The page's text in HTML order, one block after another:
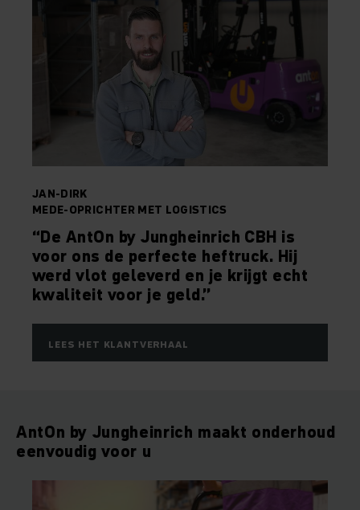
JAN-DIRK
MEDE-OPRICHTER MET LOGISTICS
“De AntOn by Jungheinrich CBH is
voor ons de perfecte heftruck. Hij
werd vlot geleverd en je krijgt echt
kwaliteit voor je geld.”
LEES HET KLANTVERHAAL
AntOn by Jungheinrich maakt onderhoud
eenvoudig voor u